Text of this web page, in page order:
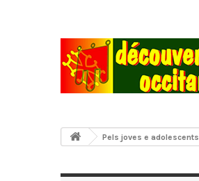
Pels joves e adolescents